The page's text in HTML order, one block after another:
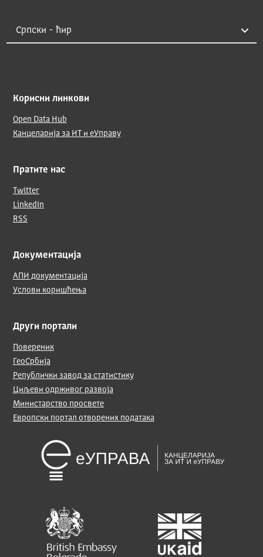
Корисни линкови
Open Data Hub
Канцеларија за ИТ и еУправу
Пратите нас
Twitter
LinkedIn
RSS
Документација
АПИ документација
Услови коришћења
Други портали
Повереник
ГеоСрбија
Републички завод за статистику
Циљеви одрживог развоја
Министарство просвете
Европски портал отворених података